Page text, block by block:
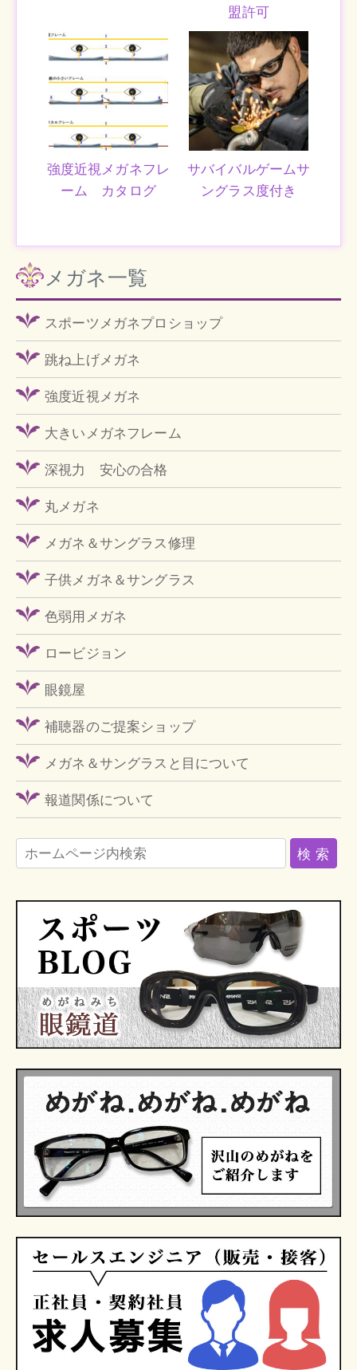
盟許可
強度近視メガネフレ
ーム カタログ
サバイバルゲームサ
ングラス度付き
メガネ一覧
スポーツメガネプロショップ
跳ね上げメガネ
強度近視メガネ
大きいメガネフレーム
深視力 安心の合格
丸メガネ
メガネ＆サングラス修理
子供メガネ＆サングラス
色弱用メガネ
ロービジョン
眼鏡屋
補聴器のご提案ショップ
メガネ＆サングラスと目について
報道関係について